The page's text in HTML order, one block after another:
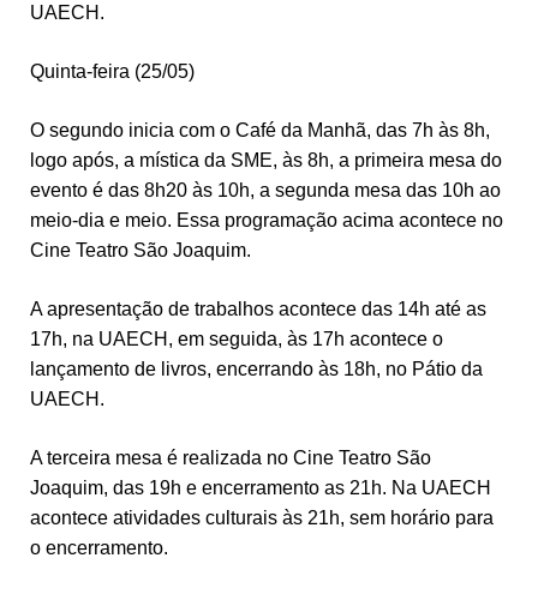
UAECH.
Quinta-feira (25/05)
O segundo inicia com o Café da Manhã, das 7h às 8h,
logo após, a mística da SME, às 8h, a primeira mesa do
evento é das 8h20 às 10h, a segunda mesa das 10h ao
meio-dia e meio. Essa programação acima acontece no
Cine Teatro São Joaquim.
A apresentação de trabalhos acontece das 14h até as
17h, na UAECH, em seguida, às 17h acontece o
lançamento de livros, encerrando às 18h, no Pátio da
UAECH.
A terceira mesa é realizada no Cine Teatro São
Joaquim, das 19h e encerramento as 21h. Na UAECH
acontece atividades culturais às 21h, sem horário para
o encerramento.